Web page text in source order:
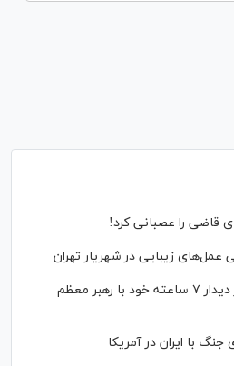
قاضی را عصبانی کرد!
زیبایی در شهریار تهران
روایت رئیس‌جمهور از دیدار ۷ ساعته خود با رهبر معظم
با ایران در آمریکا